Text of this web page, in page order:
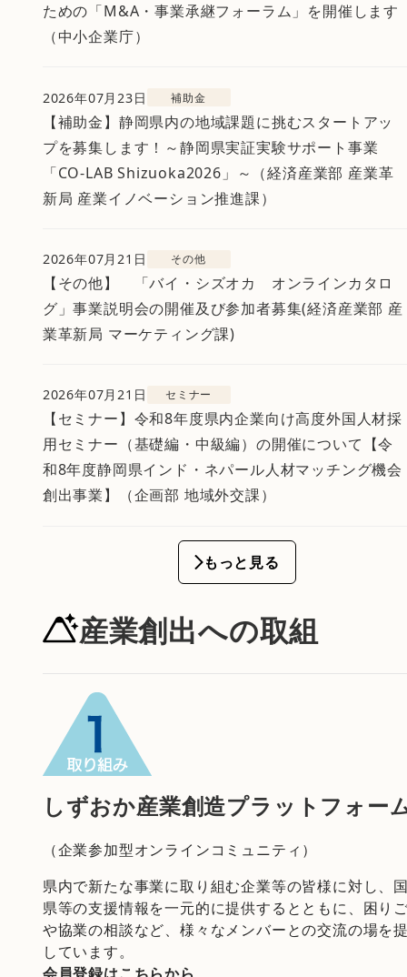
ための「M&A・事業承継フォーラム」を開催します
（中小企業庁）
【補助金】静岡県内の地域課題に挑むスタートアッ
プを募集します！～静岡県実証実験サポート事業
「CO-LAB Shizuoka2026」～（経済産業部 産業革
新局 産業イノベーション推進課）
2026年07月23日 補助金
【その他】 「バイ・シズオカ オンラインカタロ
グ」事業説明会の開催及び参加者募集(経済産業部 産
業革新局 マーケティング課)
2026年07月21日 その他
【セミナー】令和8年度県内企業向け高度外国人材採
用セミナー（基礎編・中級編）の開催について【令
和8年度静岡県インド・ネパール人材マッチング機会
創出事業】（企画部 地域外交課）
2026年07月21日 セミナー
もっと見る
産業創出への取組
しずおか産業創造プラットフォー
（企業参加型オンラインコミュニティ）
県内で新たな事業に取り組む企業等の皆様に対し、
県等の支援情報を一元的に提供するとともに、困り
や協業の相談など、様々なメンバーとの交流の場を
しています。